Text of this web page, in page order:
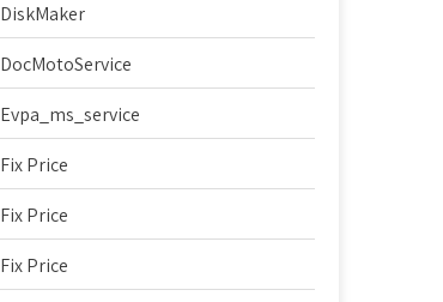
DiskMaker
DocMotoService
Evpa_ms_service
Fix Price
Fix Price
Fix Price